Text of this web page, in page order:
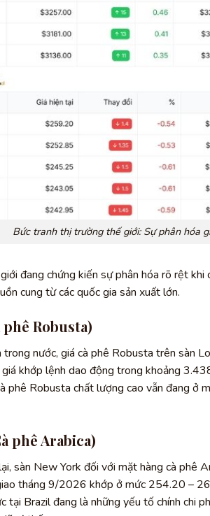
Bức tranh thị trường thế giới: Sự phân hóa
đang chứng kiến sự phân hóa rõ rệt
cung từ các quốc gia sản xuất lớn.
Robusta)
trong nước, giá cà phê Robusta trên sàn
khớp lệnh dao động trong khoảng
phê Robusta chất lượng cao vẫn đang ở
phê Arabica)
sàn New York đối với mặt hàng cà phê
tháng 9/2026 khớp ở mức 254.20 –
tại Brazil đang là những yếu tố chính chi